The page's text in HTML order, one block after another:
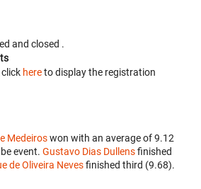
and closed .
hereto display the registration
Medeiroswon with an average of 9.12
event. Gustavo Dias Dullensfinished
de Oliveira Nevesfinished third (9.68).